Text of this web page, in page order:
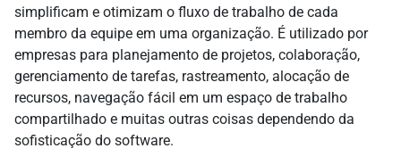
simplificam e otimizam o fluxo de trabalho de cada
membro da equipe em uma organização. É utilizado por
empresas para planejamento de projetos, colaboração,
gerenciamento de tarefas, rastreamento, alocação de
recursos, navegação fácil em um espaço de trabalho
compartilhado e muitas outras coisas dependendo da
sofisticação do software.